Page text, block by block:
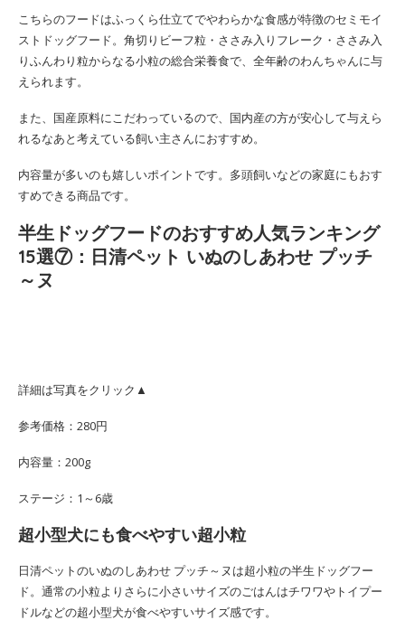
こちらのフードはふっくら仕立てでやわらかな食感が特徴のセミモイ
ストドッグフード。角切りビーフ粒・ささみ入りフレーク・ささみ入
りふんわり粒からなる小粒の総合栄養食で、全年齢のわんちゃんに与
えられます。
また、国産原料にこだわっているので、国内産の方が安心して与えら
れるなあと考えている飼い主さんにおすすめ。
内容量が多いのも嬉しいポイントです。多頭飼いなどの家庭にもおす
すめできる商品です。
半生ドッグフードのおすすめ人気ランキング
15選⑦：日清ペット いぬのしあわせ プッチ
～ヌ
詳細は写真をクリック▲
参考価格：280円
内容量：200g
ステージ：1～6歳
超小型犬にも食べやすい超小粒
日清ペットのいぬのしあわせ プッチ～ヌは超小粒の半生ドッグフー
ド。通常の小粒よりさらに小さいサイズのごはんはチワワやトイプー
ドルなどの超小型犬が食べやすいサイズ感です。